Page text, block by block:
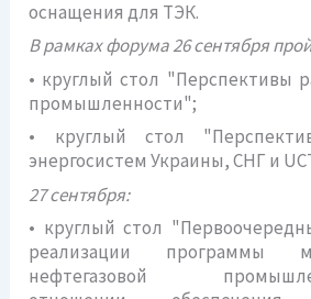
оснащения для ТЭК.
В рамках форума 26 сентября
• круглый стол "Перспективы
промышленности";
• круглый стол
энергосистем Украины, СНГ и
27 сентября:
• круглый стол
реализации программы
нефтегазовой